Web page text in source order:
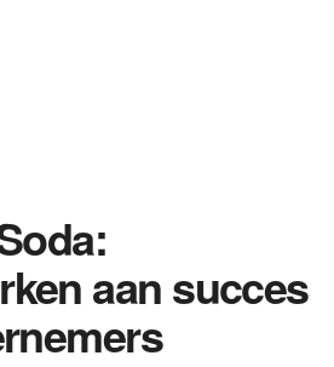
aan succes